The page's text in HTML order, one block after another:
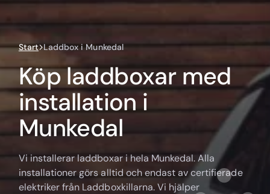
Start Laddbox i Munkedal
Köp laddboxar med
installation i
Munkedal
Vi installerar laddboxar i hela Munkedal. Alla
installationer görs alltid och endast av certifierade
elektriker från Laddboxkillarna. Vi hjälper